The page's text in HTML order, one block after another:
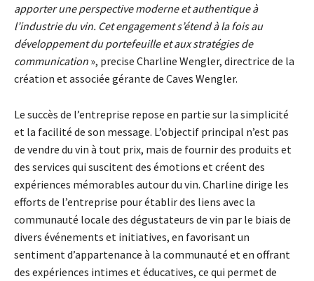
apporter une perspective moderne et authentique à
l’industrie du vin. Cet engagement s’étend à la fois au
développement du portefeuille et aux stratégies de
communication », precise Charline Wengler, directrice de la
création et associée gérante de Caves Wengler.
Le succès de l’entreprise repose en partie sur la simplicité
et la facilité de son message. L’objectif principal n’est pas
de vendre du vin à tout prix, mais de fournir des produits et
des services qui suscitent des émotions et créent des
expériences mémorables autour du vin. Charline dirige les
efforts de l’entreprise pour établir des liens avec la
communauté locale des dégustateurs de vin par le biais de
divers événements et initiatives, en favorisant un
sentiment d’appartenance à la communauté et en offrant
des expériences intimes et éducatives, ce qui permet de